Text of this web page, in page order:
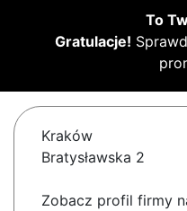
To
Gratulacje!
Kraków
Bratysławska 2
Zobacz profil firmy